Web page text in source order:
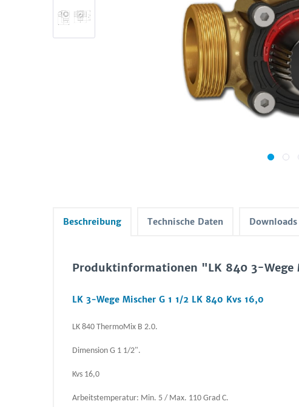
Beschreibung Technische Daten Downloads
Produktinformationen "LK 840 3-Wege
LK 3-Wege Mischer G 1 1/2 LK 840 Kvs 16,0
LK 840 ThermoMix B 2.0.
Dimension G 1 1/2".
Kvs 16,0
Arbeitstemperatur: Min. 5 / Max. 110 Grad C.